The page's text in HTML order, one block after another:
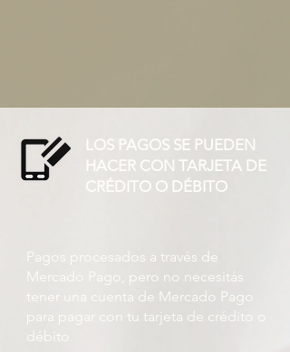
LOS PAGOS SE PUEDEN
HACER CON TARJETA DE
CRÉDITO O DÉBITO
Pagos procesados ​​a través de
Mercado Pago, pero no necesitás
tener una cuenta de Mercado Pago
para pagar con tu tarjeta de crédito o
débito.